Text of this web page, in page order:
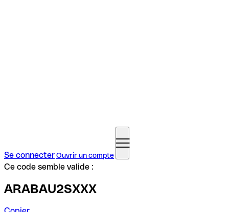
Se connecterOuvrir un compte
Ce code semble valide :
ARABAU2SXXX